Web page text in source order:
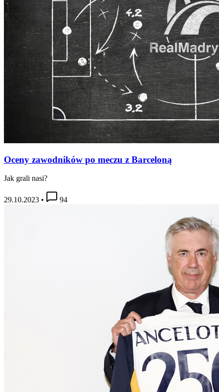
Oceny zawodników po meczu z Barceloną
Jak grali nasi?
29.10.2023 • 94